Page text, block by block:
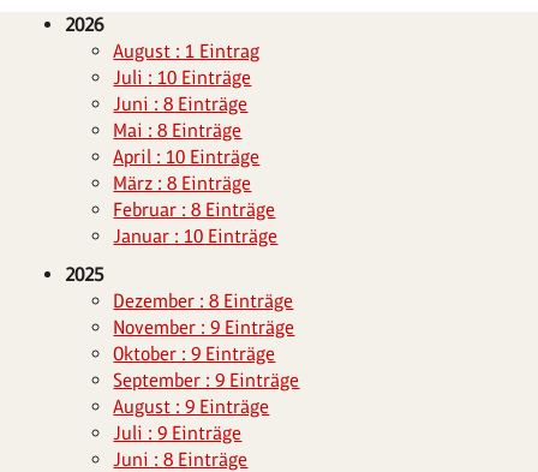
2026
August : 1 Eintrag
Juli : 10 Einträge
Juni : 8 Einträge
Mai : 8 Einträge
April : 10 Einträge
März : 8 Einträge
Februar : 8 Einträge
Januar : 10 Einträge
2025
Dezember : 8 Einträge
November : 9 Einträge
Oktober : 9 Einträge
September : 9 Einträge
August : 9 Einträge
Juli : 9 Einträge
Juni : 8 Einträge